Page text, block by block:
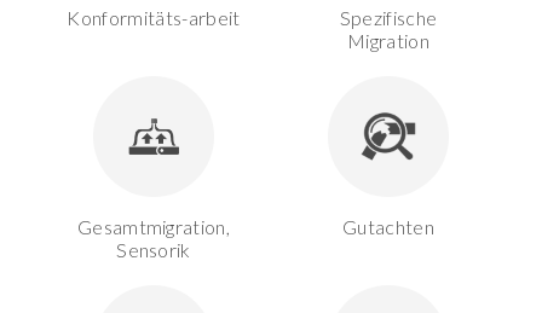
Konformitäts-arbeit
Spezifische
Migration
Gesamtmigration,
Sensorik
Gutachten